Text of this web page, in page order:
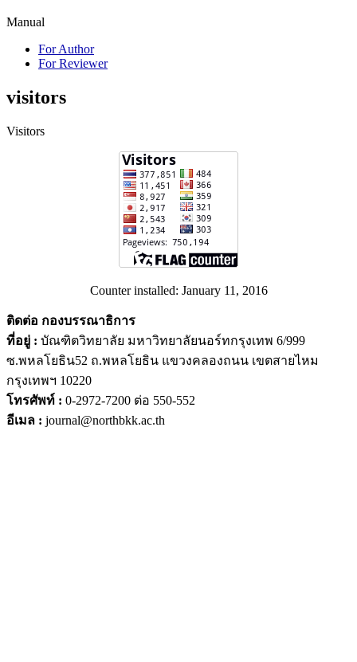
Manual
For Author
For Reviewer
visitors
Visitors
Counter installed: January 11, 2016
ติดต่อ กองบรรณาธิการ
ที่อยู่ : บัณฑิตวิทยาลัย มหาวิทยาลัยนอร์ทกรุงเทพ 6/999
ซ.พหลโยธิน52 ถ.พหลโยธิน แขวงคลองถนน เขตสายไหม
กรุงเทพฯ 10220
โทรศัพท์ : 0-2972-7200 ต่อ 550-552
อีเมล : journal@northbkk.ac.th